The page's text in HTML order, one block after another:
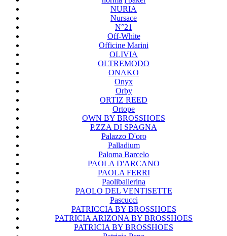
NURIA
Nursace
N°21
Off-White
Officine Marini
OLIVIA
OLTREMODO
ONAKO
Onyx
Orby
ORTIZ REED
Ortope
OWN BY BROSSHOES
P.ZZA DI SPAGNA
Palazzo D'oro
Palladium
Paloma Barcelo
PAOLA D'ARCANO
PAOLA FERRI
Paoliballerina
PAOLO DEL VENTISETTE
Pascucci
PATRICCIA BY BROSSHOES
PATRICIA ARIZONA BY BROSSHOES
PATRICIA BY BROSSHOES